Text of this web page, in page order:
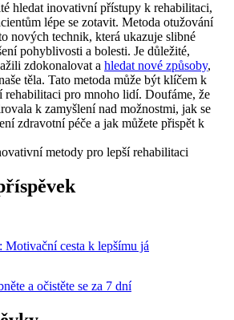
hledat inovativní přístupy k rehabilitaci,
lépe se zotavit. Metoda otužování
nových technik, která ukazuje slibné
pohyblivosti a bolesti. Je důležité,
zdokonalovat a hledat nové způsoby,
těla. Tato metoda může být klíčem k
rehabilitaci pro mnoho lidí. Doufáme, že
k zamyšlení nad možnostmi, jak se
zdravotní péče a jak můžete přispět k
Motivační cesta k lepšímu já
a očistěte se za 7 dní